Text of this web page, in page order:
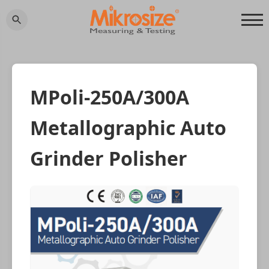
MPoli-250A/300A
Metallographic Auto
Grinder Polisher